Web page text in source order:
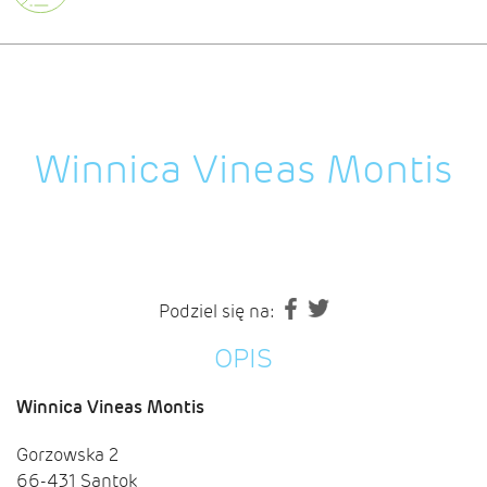
Winnica Vineas Montis
Podziel się na:
OPIS
Winnica Vineas Montis
Gorzowska 2
66-431 Santok